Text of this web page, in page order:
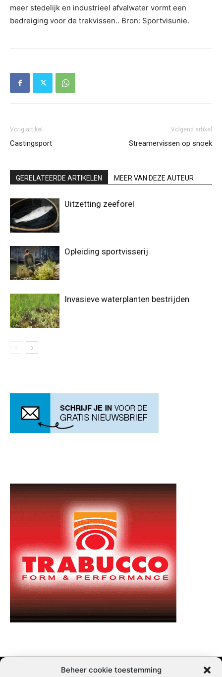
Beheer cookie toestemming
meer stedelijk en industrieel afvalwater vormt een
bedreiging voor de trekvissen.. Bron: Sportvisunie.
Vorig artikel
Castingsport
Volgend artikel
Streamervissen op snoek
GERELATEERDE ARTIKELEN MEER VAN DEZE AUTEUR
Uitzetting zeeforel
Opleiding sportvisserij
Invasieve waterplanten bestrijden